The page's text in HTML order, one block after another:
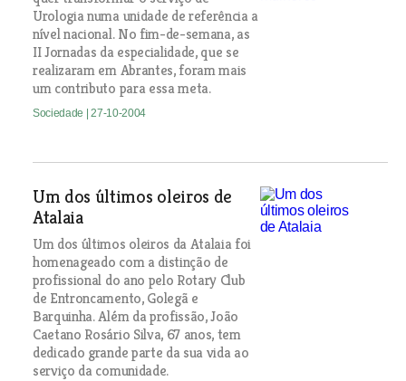
Urologia numa unidade de referência a
nível nacional. No fim-de-semana, as
II Jornadas da especialidade, que se
realizaram em Abrantes, foram mais
um contributo para essa meta.
Sociedade | 27-10-2004
Um dos últimos oleiros de
Atalaia
Um dos últimos oleiros da Atalaia foi
homenageado com a distinção de
profissional do ano pelo Rotary Club
de Entroncamento, Golegã e
Barquinha. Além da profissão, João
Caetano Rosário Silva, 67 anos, tem
dedicado grande parte da sua vida ao
serviço da comunidade.